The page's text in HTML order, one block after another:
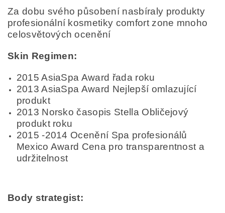
Za dobu svého působení nasbíraly produkty
profesionální kosmetiky comfort zone mnoho
celosvětových ocenění
Skin Regimen:
2015 AsiaSpa Award řada roku
2013 AsiaSpa Award Nejlepší omlazující
produkt
2013 Norsko časopis Stella Obličejový
produkt roku
2015 -2014 Ocenění Spa profesionálů
Mexico Award Cena pro transparentnost a
udržitelnost
Body strategist: